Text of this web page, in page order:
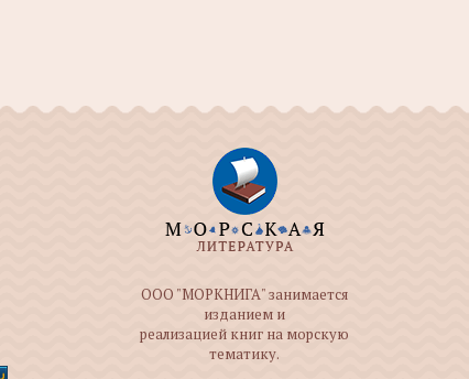
ООО "МОРКНИГА" занимается
изданием и
реализацией книг на морскую
тематику.